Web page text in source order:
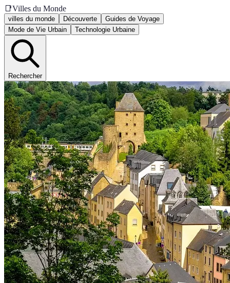
📑Villes du Monde
villes du monde Découverte
Guides de Voyage
Mode de Vie Urbain
Technologie Urbaine
Rechercher